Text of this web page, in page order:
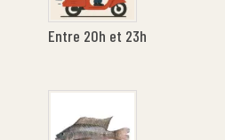
Entre 20h et 23h